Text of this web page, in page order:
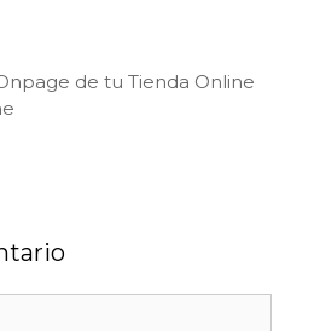
de tu Tienda Online